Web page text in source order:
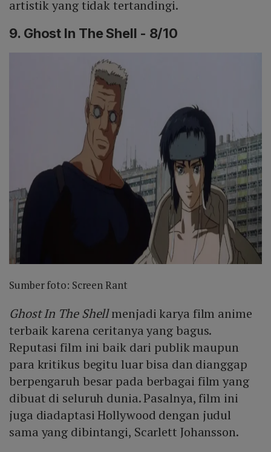
artistik yang tidak tertandingi.
9. Ghost In The Shell - 8/10
Sumber foto: Screen Rant
Ghost In The Shellmenjadi karya film anime
terbaik karena ceritanya yang bagus.
Reputasi film ini baik dari publik maupun
para kritikus begitu luar bisa dan dianggap
berpengaruh besar pada berbagai film yang
dibuat di seluruh dunia. Pasalnya, film ini
juga diadaptasi Hollywood dengan judul
sama yang dibintangi, Scarlett Johansson.